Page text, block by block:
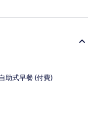
助式早餐 (付費)